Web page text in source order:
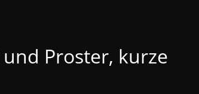
Proster, kurze